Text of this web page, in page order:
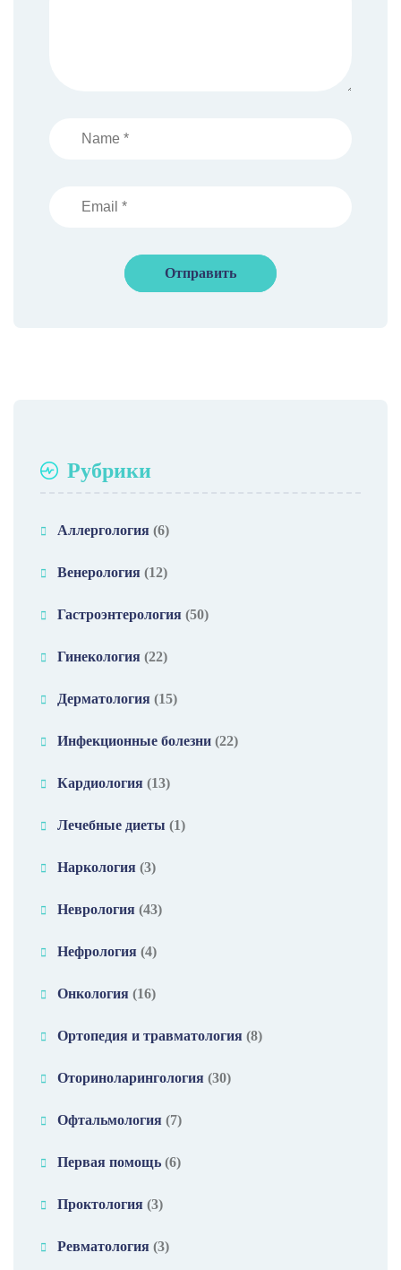
Рубрики
Аллергология (6)
Венерология (12)
Гастроэнтерология (50)
Гинекология (22)
Дерматология (15)
Инфекционные болезни (22)
Кардиология (13)
Лечебные диеты (1)
Наркология (3)
Неврология (43)
Нефрология (4)
Онкология (16)
Ортопедия и травматология (8)
Оториноларингология (30)
Офтальмология (7)
Первая помощь (6)
Проктология (3)
Ревматология (3)